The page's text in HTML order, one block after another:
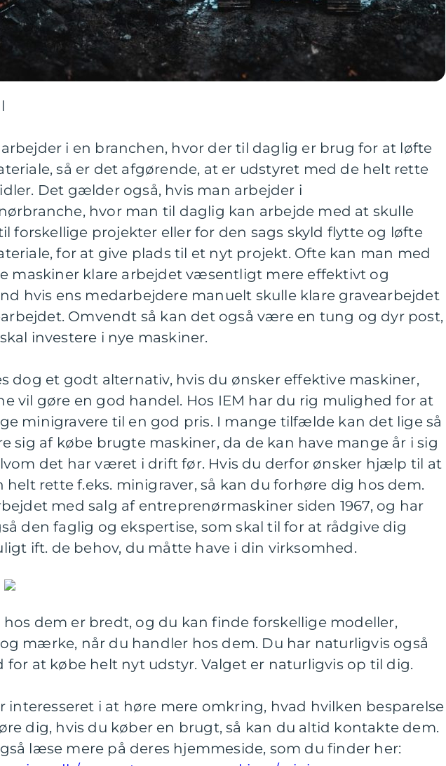
i en branchen, hvor der til daglig er brug for at løfte
så er det afgørende, at er udstyret med de helt rette
Det gælder også, hvis man arbejder i
hvor man til daglig kan arbejde med at skulle
forskellige projekter eller for den sags skyld flytte og løfte
for at give plads til et nyt projekt. Ofte kan man med
maskiner klare arbejdet væsentligt mere effektivt og
hvis ens medarbejdere manuelt skulle klare gravearbejdet
Omvendt så kan det også være en tung og dyr post,
investere i nye maskiner.
dog et godt alternativ, hvis du ønsker effektive maskiner,
vil gøre en god handel. Hos IEM har du rig mulighed for at
minigravere til en god pris. I mange tilfælde kan det lige så
sig af købe brugte maskiner, da de kan have mange år i sig
det har været i drift før. Hvis du derfor ønsker hjælp til at
helt rette f.eks. minigraver, så kan du forhøre dig hos dem.
med salg af entreprenørmaskiner siden 1967, og har
den faglig og ekspertise, som skal til for at rådgive dig
ift. de behov, du måtte have i din virksomhed.
hos dem er bredt, og du kan finde forskellige modeller,
mærke, når du handler hos dem. Du har naturligvis også
for at købe helt nyt udstyr. Valget er naturligvis op til dig.
interesseret i at høre mere omkring, hvad hvilken besparelse
dig, hvis du køber en brugt, så kan du altid kontakte dem.
læse mere på deres hjemmeside, som du finder her: